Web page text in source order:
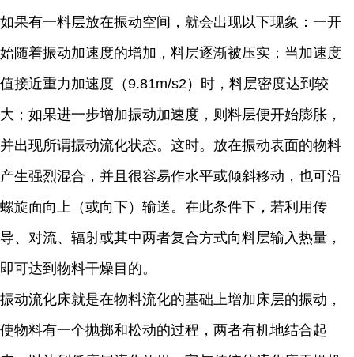
如果有一料层放在振动空间，就会出现以下现象：一开
始随着振动加速度的增加，料层逐渐被压实；当加速度
值接近重力加速度（9.81m/s2）时，料层密度达到较
大；如果进一步增加振动加速度，则料层便开始膨胀，
并出现所谓振动流化状态。这时。放在振动表面的物料
产生强烈混合，并且很容易作水平或倾斜移动，也可沿
螺旋面向上（或向下）输送。在此条件下，若利用传
导、对流、辐射或其中两者复合方式向料层输入热量，
即可达到物料干燥目的。
振动流化床就是在物料流化的基础上增加床层的振动，
使物料有一个抛掷和松动的过程，两者有机地结合起